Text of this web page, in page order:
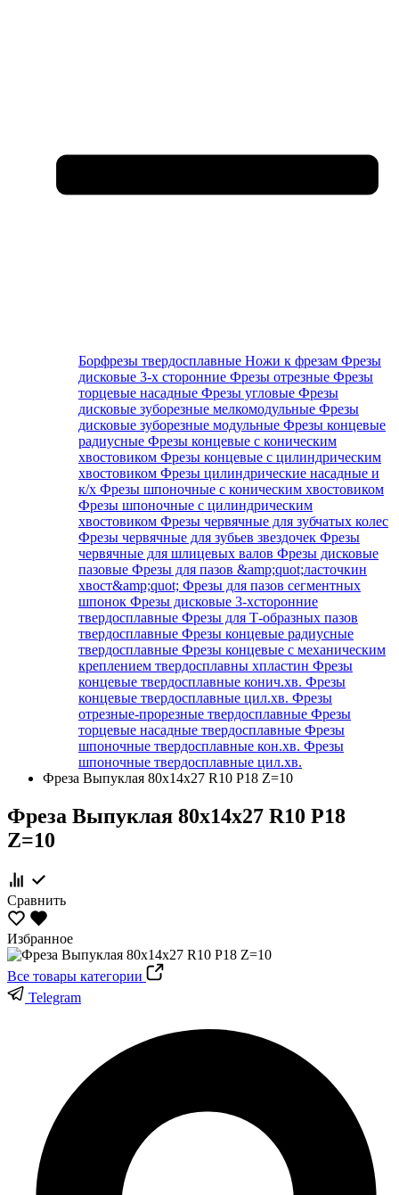
Борфрезы твердосплавные Ножи к фрезам Фрезы
дисковые 3-х сторонние Фрезы отрезные Фрезы
торцевые насадные Фрезы угловые Фрезы
дисковые зуборезные мелкомодульные Фрезы
дисковые зуборезные модульные Фрезы концевые
радиусные Фрезы концевые с коническим
хвостовиком Фрезы концевые с цилиндрическим
хвостовиком Фрезы цилиндрические насадные и
к/х Фрезы шпоночные с коническим хвостовиком
Фрезы шпоночные с цилиндрическим
хвостовиком Фрезы червячные для зубчатых колес
Фрезы червячные для зубьев звездочек Фрезы
червячные для шлицевых валов Фрезы дисковые
пазовые Фрезы для пазов &amp;quot;ласточкин
хвост&amp;quot; Фрезы для пазов сегментных
шпонок Фрезы дисковые 3-хсторонние
твердосплавные Фрезы для Т-образных пазов
твердосплавные Фрезы концевые радиусные
твердосплавные Фрезы концевые с механическим
креплением твердосплавны хпластин Фрезы
концевые твердосплавные конич.хв. Фрезы
концевые твердосплавные цил.хв. Фрезы
отрезные-прорезные твердосплавные Фрезы
торцевые насадные твердосплавные Фрезы
шпоночные твердосплавные кон.хв. Фрезы
шпоночные твердосплавные цил.хв.
Фреза Выпуклая 80х14х27 R10 Р18 Z=10
Фреза Выпуклая 80х14х27 R10 Р18
Z=10
Сравнить
Избранное
Все товары категории
Telegram